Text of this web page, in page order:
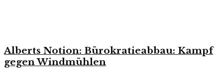
Alberts Notion: Bürokratieabbau: Kampf
gegen Windmühlen